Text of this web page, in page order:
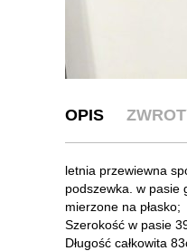
OPIS
letnia przewiewna
podszewka. w pasie
mierzone na płasko;
Szerokość w pasie
Długość całkowita